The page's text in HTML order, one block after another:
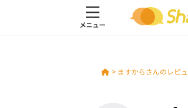
> ますからさんのレビ